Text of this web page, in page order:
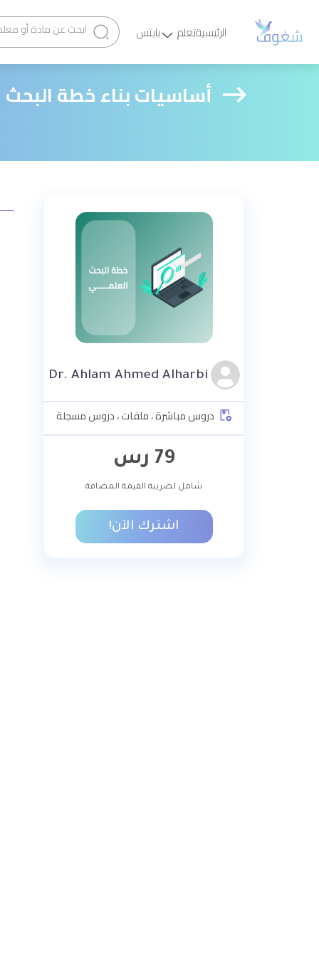
الرئيسيةتعلم بايتس
أساسيات بناء خطة
Dr. Ahlam Ahmed Alharbi
دروس مباشرة ، ملفات ، دروس مسجلة
79 رس
شامل لضريبة القيمة المضافة
اشترك الآن!